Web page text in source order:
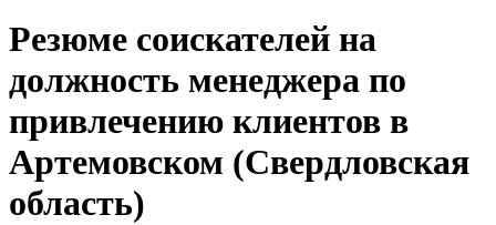
Резюме соискателей на
должность менеджера по
привлечению клиентов в
Артемовском (Свердловская
область)